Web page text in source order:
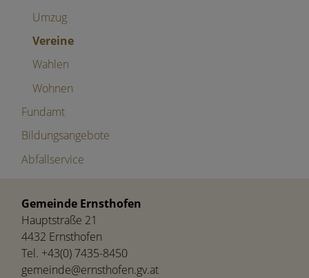
Umzug
Vereine
Wahlen
Wohnen
Fundamt
Bildungsangebote
Abfallservice
Gemeinde Ernsthofen
Hauptstraße 21
4432 Ernsthofen
Tel. +43(0) 7435-8450
gemeinde@ernsthofen.gv.at